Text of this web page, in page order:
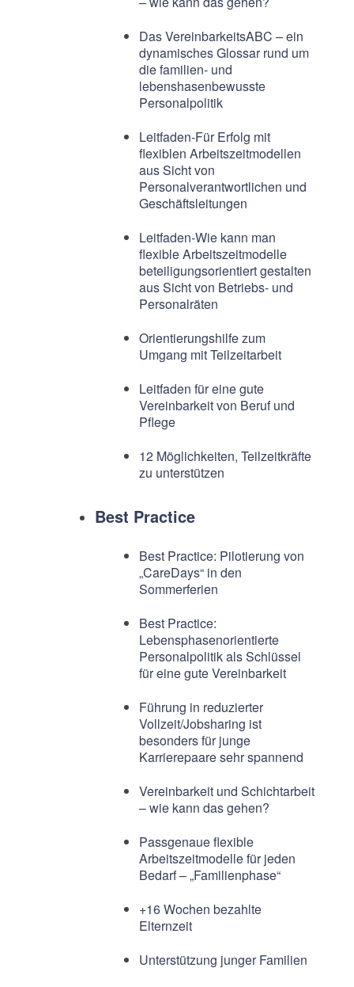
Das VereinbarkeitsABC – ein
dynamisches Glossar rund um
die familien- und
lebenshasenbewusste
Personalpolitik
Leitfaden-Für Erfolg mit
flexiblen Arbeitszeitmodellen
aus Sicht von
Personalverantwortlichen und
Geschäftsleitungen
Leitfaden-Wie kann man
flexible Arbeitszeitmodelle
beteiligungsorientiert gestalten
aus Sicht von Betriebs- und
Personalräten
Orientierungshilfe zum
Umgang mit Teilzeitarbeit
Leitfaden für eine gute
Vereinbarkeit von Beruf und
Pflege
12 Möglichkeiten, Teilzeitkräfte
zu unterstützen
Best Practice
Best Practice: Pilotierung von
„CareDays“ in den
Sommerferien
Best Practice:
Lebensphasenorientierte
Personalpolitik als Schlüssel
für eine gute Vereinbarkeit
Führung in reduzierter
Vollzeit/Jobsharing ist
besonders für junge
Karrierepaare sehr spannend
Vereinbarkeit und Schichtarbeit
– wie kann das gehen?
Passgenaue flexible
Arbeitszeitmodelle für jeden
Bedarf – „Familienphase“
+16 Wochen bezahlte
Elternzeit
Unterstützung junger Familien